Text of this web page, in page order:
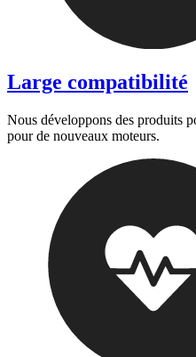
Large compatibilité
Nous développons des produits
pour de nouveaux moteurs.